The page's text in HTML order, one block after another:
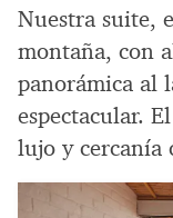
Nuestra suite,
montaña, con
panorámica al
espectacular.
lujo y cercanía